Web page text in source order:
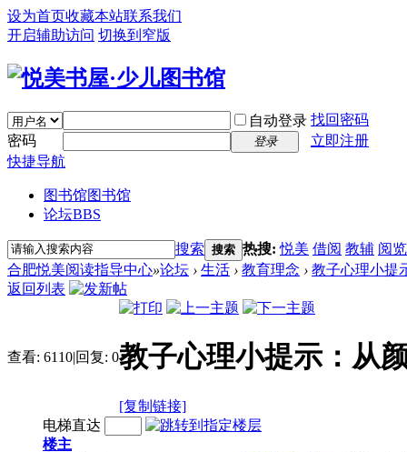
设为首页收藏本站联系我们
开启辅助访问 切换到窄版
自动登录 找回密码
密码
登录
立即注册
快捷导航
图书馆图书馆
论坛BBS
搜索 搜索 热搜:悦美 借阅 教辅 阅览
合肥悦美阅读指导中心»论坛 › 生活 › 教育理念 › 教子心理小提
返回列表
查看: 6110|回复: 0教子心理小提示：从
[复制链接]
电梯直达
楼主